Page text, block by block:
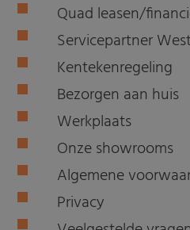
Quad leasen/
Servicepartner
Kentekenregeling
Bezorgen aan huis
Werkplaats
Onze showrooms
Algemene
Privacy